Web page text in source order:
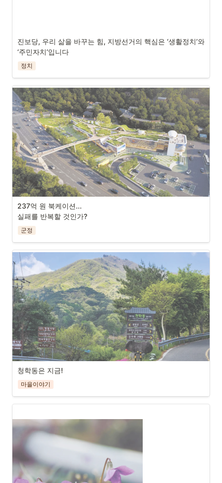
진보당, 우리 삶을 바꾸는 힘, 지방선거의 핵심은 ‘생활정치’와
‘주민자치’입니다
정치
하동군이 밝힌 북케이션 조감도. 평생학습관 건설비가 약 100억
원인데, 237억 원을 들여 리모텔링하는 북케이션은 어떤 모습일
지, 과연 기대효과를 달성할 수 있을지 의문이다
237억 원 북케이션...
실패를 반복할 것인가?
군정
청학동은 지금!
마을이야기